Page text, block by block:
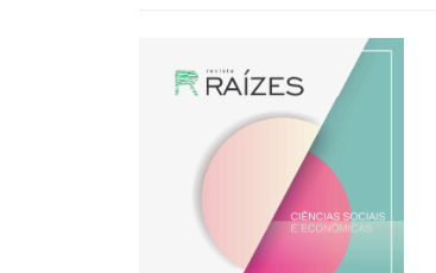
Barra
lateral
de
artigos